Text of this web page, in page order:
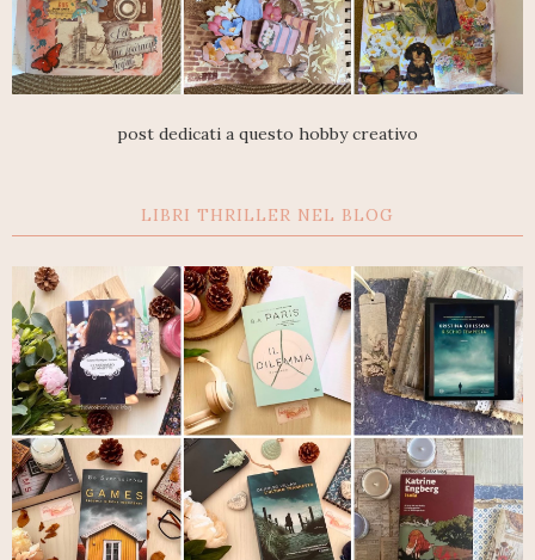
post dedicati a questo hobby creativo
LIBRI THRILLER NEL BLOG